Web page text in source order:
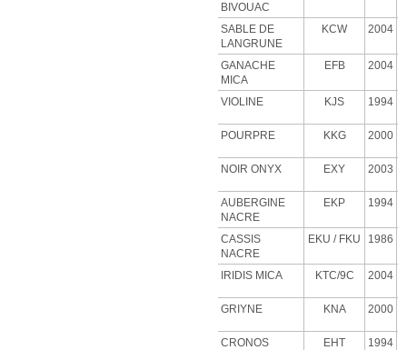
BIVOUAC
SABLE DE
LANGRUNE
KCW 2004
GANACHE
MICA
EFB 2004
VIOLINE KJS 1994
POURPRE KKG 2000
NOIR ONYX EXY 2003
AUBERGINE
NACRE
EKP 1994
CASSIS
NACRE
EKU / FKU 1986
IRIDIS MICA KTC/9C 2004
GRIYNE KNA 2000
CRONOS EHT 1994